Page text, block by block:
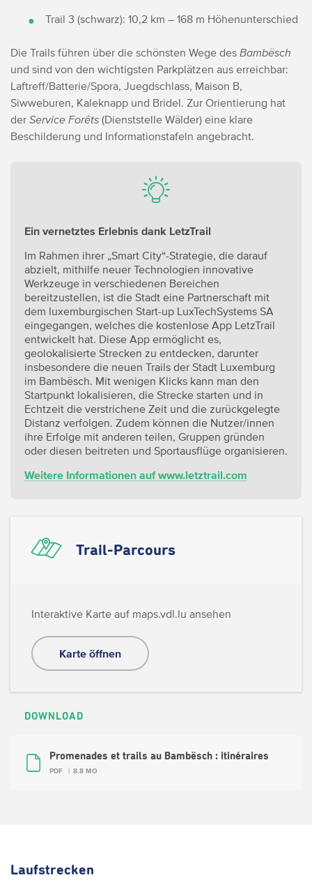
Trail 3 (schwarz): 10,2 km – 168 m Höhenunterschied
Die Trails führen über die schönsten Wege des Bambësch
und sind von den wichtigsten Parkplätzen aus erreichbar:
Laftreff/Batterie/Spora, Juegdschlass, Maison B,
Siwweburen, Kaleknapp und Bridel. Zur Orientierung hat
der Service Forêts (Dienststelle Wälder) eine klare
Beschilderung und Informationstafeln angebracht.
Ein vernetztes Erlebnis dank LetzTrail
Im Rahmen ihrer „Smart City“-Strategie, die darauf
abzielt, mithilfe neuer Technologien innovative
Werkzeuge in verschiedenen Bereichen
bereitzustellen, ist die Stadt eine Partnerschaft mit
dem luxemburgischen Start-up LuxTechSystems SA
eingegangen, welches die kostenlose App LetzTrail
entwickelt hat. Diese App ermöglicht es,
geolokalisierte Strecken zu entdecken, darunter
insbesondere die neuen Trails der Stadt Luxemburg
im Bambësch. Mit wenigen Klicks kann man den
Startpunkt lokalisieren, die Strecke starten und in
Echtzeit die verstrichene Zeit und die zurückgelegte
Distanz verfolgen. Zudem können die Nutzer/innen
ihre Erfolge mit anderen teilen, Gruppen gründen
oder diesen beitreten und Sportausflüge organisieren.
Weitere Informationen auf www.letztrail.com
Trail-Parcours
Interaktive Karte auf maps.vdl.lu ansehen
Karte öffnen
DOWNLOAD
Promenades et trails au Bambësch : itinéraires
PDF 8.8 MO
Laufstrecken